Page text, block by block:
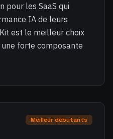
pour les SaaS qui
IA de leurs
est le meilleur choix
une forte composante
Meilleur débutants